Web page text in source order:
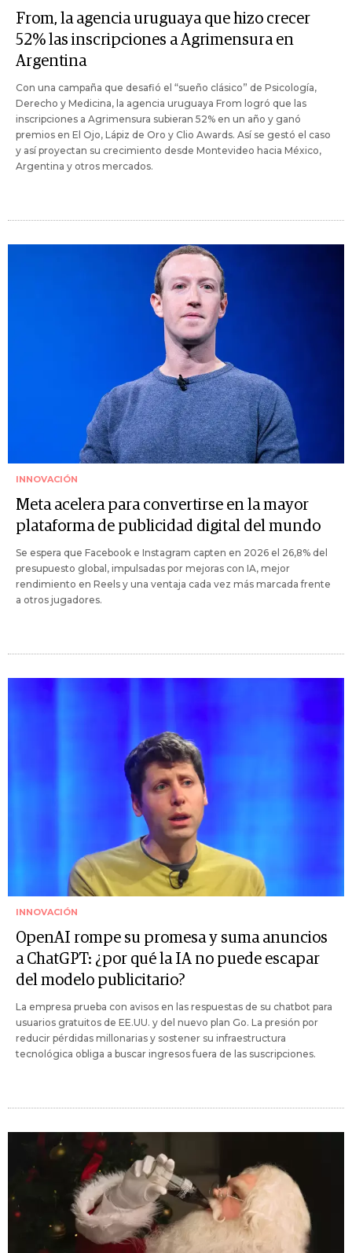
From, la agencia uruguaya que hizo crecer
52% las inscripciones a Agrimensura en
Argentina
Con una campaña que desafió el “sueño clásico” de Psicología,
Derecho y Medicina, la agencia uruguaya From logró que las
inscripciones a Agrimensura subieran 52% en un año y ganó
premios en El Ojo, Lápiz de Oro y Clio Awards. Así se gestó el caso
y así proyectan su crecimiento desde Montevideo hacia México,
Argentina y otros mercados.
INNOVACIÓN
Meta acelera para convertirse en la mayor
plataforma de publicidad digital del mundo
Se espera que Facebook e Instagram capten en 2026 el 26,8% del
presupuesto global, impulsadas por mejoras con IA, mejor
rendimiento en Reels y una ventaja cada vez más marcada frente
a otros jugadores.
INNOVACIÓN
OpenAI rompe su promesa y suma anuncios
a ChatGPT: ¿por qué la IA no puede escapar
del modelo publicitario?
La empresa prueba con avisos en las respuestas de su chatbot para
usuarios gratuitos de EE.UU. y del nuevo plan Go. La presión por
reducir pérdidas millonarias y sostener su infraestructura
tecnológica obliga a buscar ingresos fuera de las suscripciones.